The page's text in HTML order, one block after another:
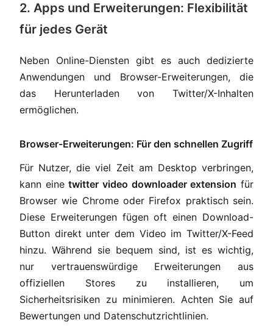
2. Apps und Erweiterungen: Flexibilität
für jedes Gerät
Neben Online-Diensten gibt es auch dedizierte
Anwendungen und Browser-Erweiterungen, die
das Herunterladen von Twitter/X-Inhalten
ermöglichen.
Browser-Erweiterungen: Für den schnellen Zugriff
Für Nutzer, die viel Zeit am Desktop verbringen,
kann einetwitter video downloader extension für
Browser wie Chrome oder Firefox praktisch sein.
Diese Erweiterungen fügen oft einen Download-
Button direkt unter dem Video im Twitter/X-Feed
hinzu. Während sie bequem sind, ist es wichtig,
nur vertrauenswürdige Erweiterungen aus
offiziellen Stores zu installieren, um
Sicherheitsrisiken zu minimieren. Achten Sie auf
Bewertungen und Datenschutzrichtlinien.